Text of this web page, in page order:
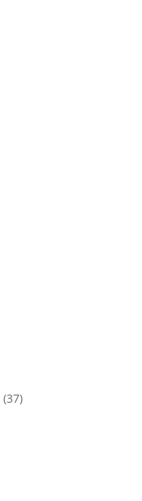
3737